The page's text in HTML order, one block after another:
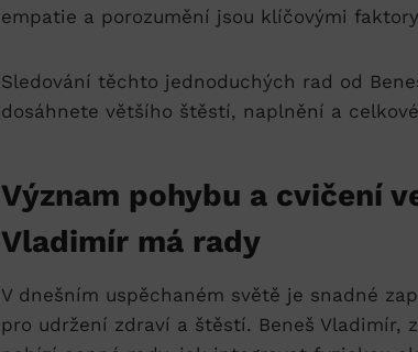
empatie a porozumění jsou klíčovými
Sledování těchto jednoduchých rad od
dosáhnete většího štěstí, naplnění a
Význam pohybu a cvičení
Vladimír má rady
V dnešním uspěchaném světě je snadné
pro udržení zdraví a štěstí. Beneš Vladimír,